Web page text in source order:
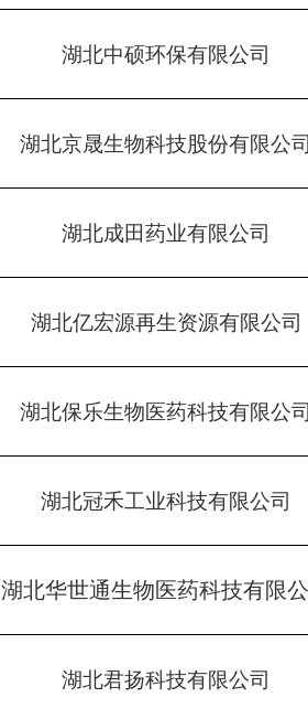
湖北中硕环保有限公司
湖北京晟生物科技股份有限公
湖北成田药业有限公司
湖北亿宏源再生资源有限公司
湖北保乐生物医药科技有限公
湖北冠禾工业科技有限公司
湖北华世通生物医药科技有限
湖北君扬科技有限公司